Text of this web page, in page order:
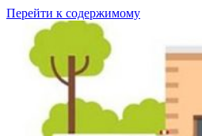
Перейти к содержимому